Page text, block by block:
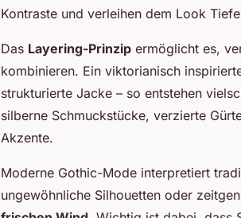
Kontraste und verleihen dem Look
Das Layering-Prinzip ermöglicht es,
kombinieren. Ein viktorianisch
strukturierte Jacke – so entstehen
silberne Schmuckstücke, verzierte
Akzente.
Moderne Gothic-Mode interpretiert
ungewöhnliche Silhouetten oder